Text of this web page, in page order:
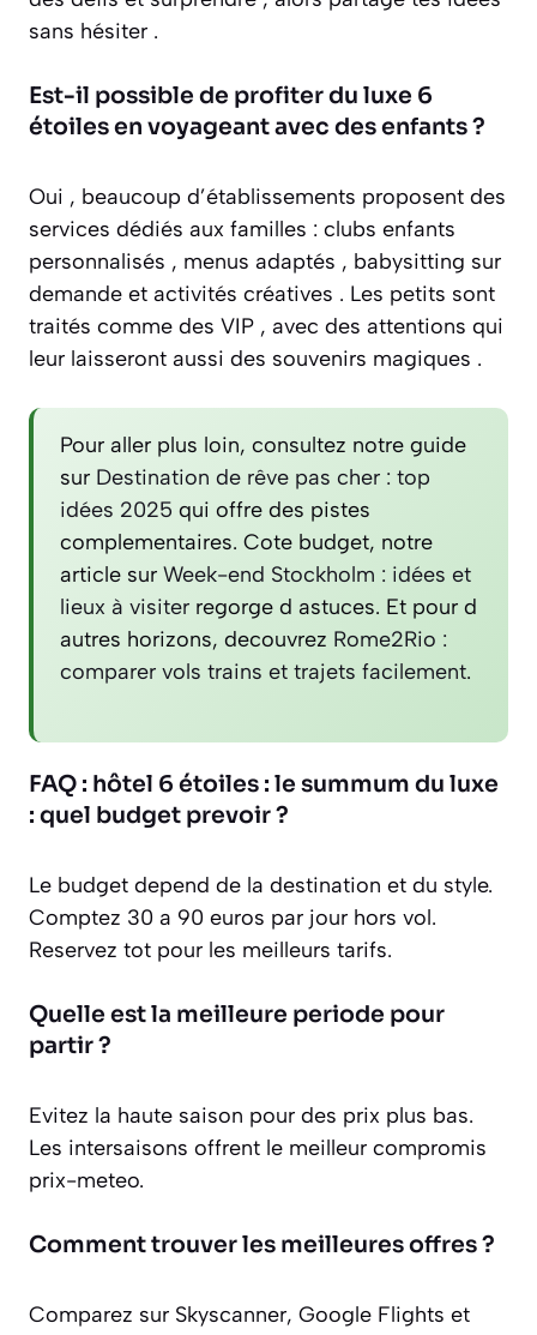
sans hésiter .
Est-il possible de profiter du luxe 6
étoiles en voyageant avec des enfants ?
Oui , beaucoup d’établissements proposent des
services dédiés aux familles : clubs enfants
personnalisés , menus adaptés , babysitting sur
demande et activités créatives . Les petits sont
traités comme des VIP , avec des attentions qui
leur laisseront aussi des souvenirs magiques .
Pour aller plus loin, consultez notre guide
sur Destination de rêve pas cher : top
idées 2025 qui offre des pistes
complementaires. Cote budget, notre
article sur Week-end Stockholm : idées et
lieux à visiter regorge d astuces. Et pour d
autres horizons, decouvrez Rome2Rio :
comparer vols trains et trajets facilement.
FAQ : hôtel 6 étoiles : le summum du luxe
: quel budget prevoir ?
Le budget depend de la destination et du style.
Comptez 30 a 90 euros par jour hors vol.
Reservez tot pour les meilleurs tarifs.
Quelle est la meilleure periode pour
partir ?
Evitez la haute saison pour des prix plus bas.
Les intersaisons offrent le meilleur compromis
prix-meteo.
Comment trouver les meilleures offres ?
Comparez sur Skyscanner, Google Flights et